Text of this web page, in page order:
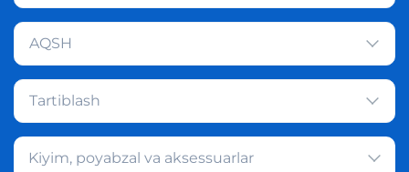
AQSH
Tartiblash
Kiyim, poyabzal va aksessuarlar